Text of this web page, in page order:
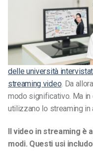
delle università
streaming video. Da
modo significativo. Ma
utilizzano lo streaming in
Il video in streaming è
modi. Questi usi